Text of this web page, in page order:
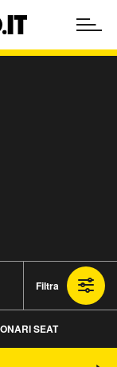
Filtra
SEAT